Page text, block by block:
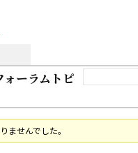
ォーラムトピ
ませんでした。